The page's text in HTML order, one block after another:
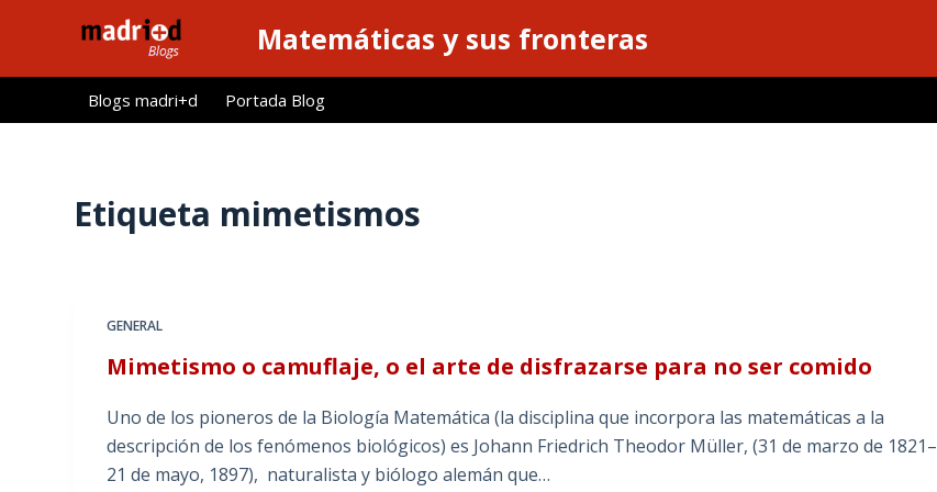
l
Matemáticas y sus fronteras
Blogs madri+d Portada Blog
Etiqueta mimetismos
GENERAL
Mimetismo o camuflaje, o el arte de disfrazarse para no ser comido
Uno de los pioneros de la Biología Matemática (la disciplina que incorpora las matemáticas a la
descripción de los fenómenos biológicos) es Johann Friedrich Theodor Müller, (31 de marzo de 1821–
21 de mayo, 1897), naturalista y biólogo alemán que…